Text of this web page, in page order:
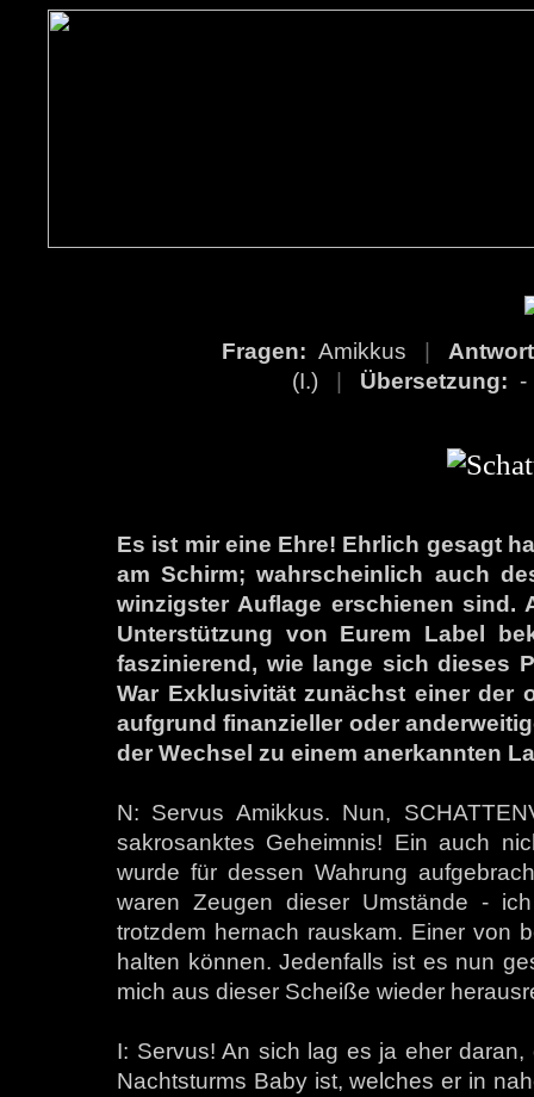
Fragen: Amikkus
(I.)
Übersetzung:
Es ist mir eine Ehre! Ehrlich gesagt
am Schirm; wahrscheinlich auch
winzigster Auflage erschienen
Unterstützung von Eurem Label
faszinierend, wie lange sich dieses
War Exklusivität zunächst einer der
aufgrund finanzieller oder
der Wechsel zu einem anerkannten
N: Servus Amikkus. Nun,
sakrosanktes Geheimnis! Ein auch
wurde für dessen Wahrung
waren Zeugen dieser Umstände -
trotzdem hernach rauskam. Einer von
halten können. Jedenfalls ist es nun
mich aus dieser Scheiße wieder
I: Servus! An sich lag es ja eher
Nachtsturms Baby ist, welches er in